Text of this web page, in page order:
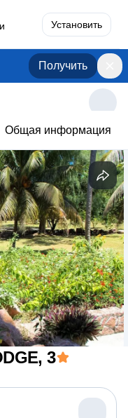
Установить
Получить
Общая информация
, 3